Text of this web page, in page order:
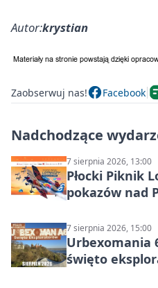
Autor:krystian
Zaobserwuj nas! Facebook
Nadchodzące
7 sierpnia 2026, 13:00
Płocki Piknik
pokazów nad
7 sierpnia 2026, 15:00
Urbexomania
święto